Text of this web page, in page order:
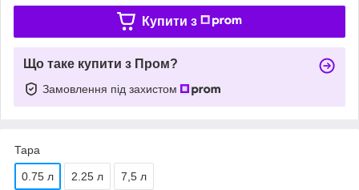
Купити з
Що таке купити з Пром?
Замовлення під захистом
Тара
0.75 л 2.25 л 7,5 л